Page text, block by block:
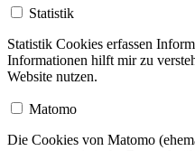
Statistik
Statistik Cookies erfassen
Informationen hilft mir zu
Website nutzen.
Matomo
Die Cookies von Matomo